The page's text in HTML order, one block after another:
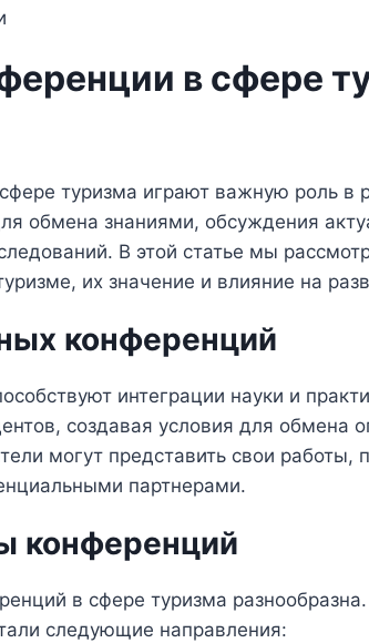
в сфере
туризма играют важную роль в
обмена знаниями, обсуждения
В этой статье мы
их значение и влияние на
конференций
интеграции науки и
создавая условия для обмена
могут представить свои работы,
партнерами.
конференций
в сфере туризма
следующие направления: